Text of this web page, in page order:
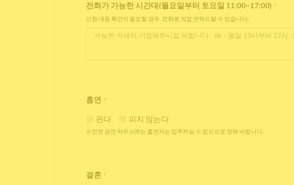
전화가 가능한 시간대(월요일부터 토요일 11:00~17:00) *
신청 내용 확인이 필요할 경우, 전화로 직접 연락드릴 수 있습니다.
흡연 *
핀다 피지 않는다
※전면 금연 하우스에는 흡연자는 입주하실 수 없으므로 양해 바랍니다.
결혼 *